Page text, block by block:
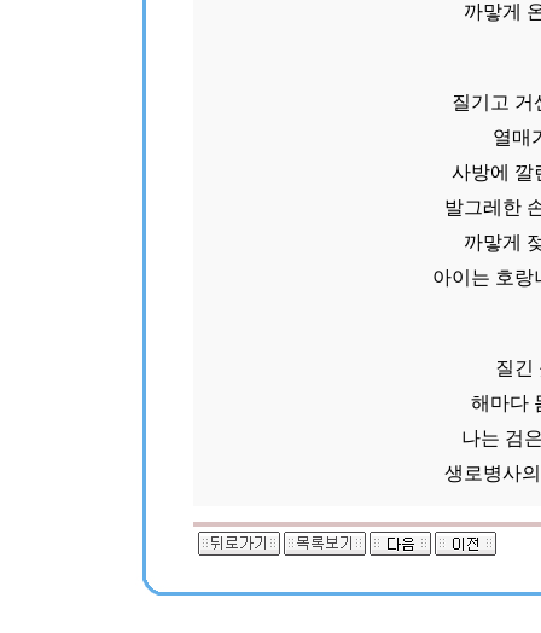
까맣게
질기고 거
열매
사방에 깔
발그레한
까맣게
아이는 호랑
질긴
해마다
나는 검
생로병사